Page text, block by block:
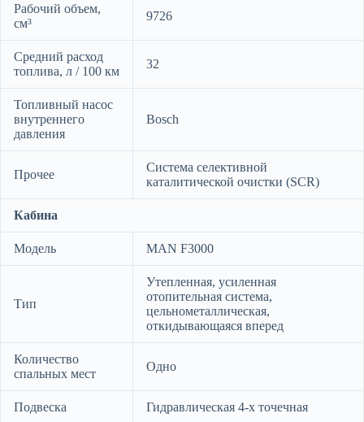
Рабочий объем,
cм³
9726
Средний расход
топлива, л / 100 км
32
Топливный насос
внутреннего
давления
Bosch
Прочее
Система селективной
каталитической очистки (SCR)
Кабина
Модель MAN F3000
Тип
Утепленная, усиленная
отопительная система,
цельнометаллическая,
откидывающаяся вперед
Количество
спальных мест
Одно
Подвеска Гидравлическая 4-х точечная